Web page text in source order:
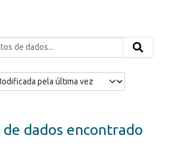
dados encontrado